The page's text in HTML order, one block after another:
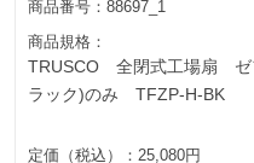
商品番号： 88697_1
商品規格：
TRUSCO 全閉式工場扇 ゼ
ラック)のみ TFZP-H-BK
定価（税込）： 25,080円